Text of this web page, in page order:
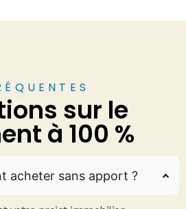
sur le
à 100 %
acheter sans apport ?